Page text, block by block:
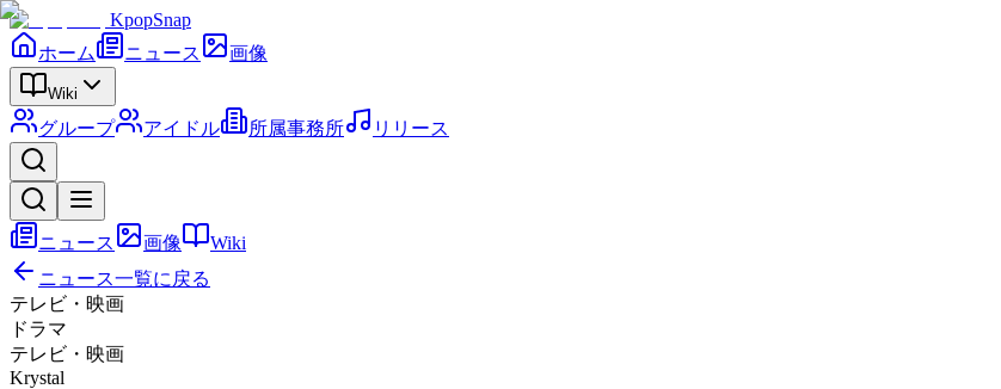
KpopSnap
ホーム
ニュース 画像
Wiki
グループ アイドル 所属事務所 リリース
ニュース 画像
Wiki
ニュース一覧に戻る
テレビ・映画
ドラマ
テレビ・映画
Krystal